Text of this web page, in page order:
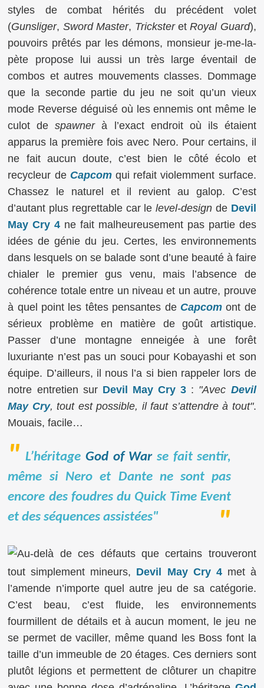
styles de combat hérités du précédent volet
(Gunsliger, Sword Master, TricksteretRoyal Guard),
pouvoirs prêtés par les démons, monsieur je-me-la-
pète propose lui aussi un très large éventail de
combos et autres mouvements classes. Dommage
que la seconde partie du jeu ne soit qu’un vieux
mode Reverse déguisé où les ennemis ont même le
culot despawnerà l’exact endroit où ils étaient
apparus la première fois avec Nero. Pour certains, il
ne fait aucun doute, c’est bien le côté écolo et
recycleur de Capcomqui refait violemment surface.
Chassez le naturel et il revient au galop. C’est
d’autant plus regrettable car lelevel-design de Devil
May Cry 4 ne fait malheureusement pas partie des
idées de génie du jeu. Certes, les environnements
dans lesquels on se balade sont d’une beauté à faire
chialer le premier gus venu, mais l’absence de
cohérence totale entre un niveau et un autre, prouve
à quel point les têtes pensantes de Capcomont de
sérieux problème en matière de goût artistique.
Passer d’une montagne enneigée à une forêt
luxuriante n’est pas un souci pour Kobayashi et son
équipe. D’ailleurs, il nous l’a si bien rappeler lors de
notre entretien sur Devil May Cry 3 : "Avec Devil
May Cry, tout est possible, il faut s’attendre à tout".
Mouais, facile…
L’héritageGod of Warse fait sentir,
même si Nero et Dante ne sont pas
encore des foudres du Quick Time Event
et des séquences assistées"
Au-delà de ces défauts que certains trouveront
tout simplement mineurs, Devil May Cry 4met à
l’amende n’importe quel autre jeu de sa catégorie.
C’est beau, c’est fluide, les environnements
fourmillent de détails et à aucun moment, le jeu ne
se permet de vaciller, même quand les Boss font la
taille d’un immeuble de 20 étages. Ces derniers sont
plutôt légions et permettent de clôturer un chapitre